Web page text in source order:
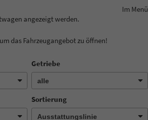
aus! Im Menü
angezeigt werden.
das Fahrzeugangebot zu öffnen!
Getriebe
Sortierung